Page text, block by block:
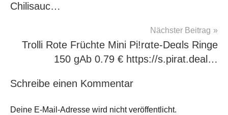
Chilisauc…
Nächster Beitrag
Trolli Rote Früchte Mini Pi!rαtе-Dеαls Ringe
150 gАb 0.79 € https://s.pirat.deal…
Schreibe einen Kommentar
Deine E-Mail-Adresse wird nicht veröffentlicht.